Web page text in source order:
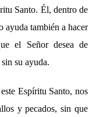
Santo. Él, dentro de
ayuda también a hacer
el Señor desea de
su ayuda.
Espíritu Santo, nos
y pecados, sin que